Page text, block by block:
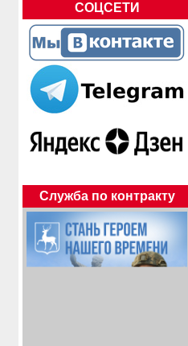
СОЦСЕТИ
Служба по контракту